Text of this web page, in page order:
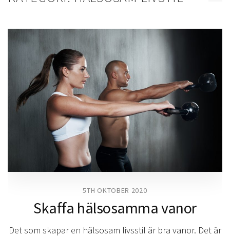
5TH OKTOBER 2020
Skaffa hälsosamma vanor
Det som skapar en hälsosam livsstil är bra vanor. Det är